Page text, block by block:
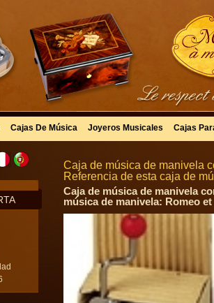
Cajas De Música Joyeros Musicales Cajas
Caja de música de manivela
Referencia de esta caja de
Caja de música de manivela
música de manivela: Romeo